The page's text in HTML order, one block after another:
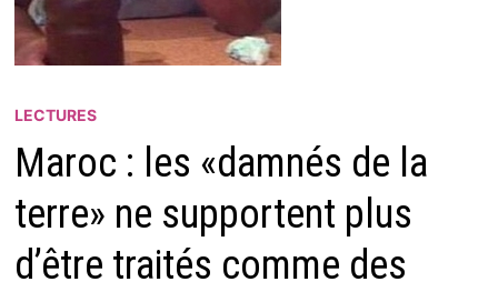
LECTURES
Maroc : les «damnés de la
terre» ne supportent plus
d’être traités comme des